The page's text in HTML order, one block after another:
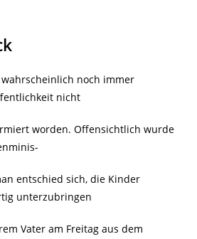
noch immer
nicht
worden. Offensichtlich wurde
entschied sich, die Kinder
unterzubringen
Vater am Freitag aus dem